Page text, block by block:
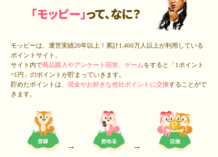
「モッピー」って、なに？
モッピーは、運営実績20年以上！累計1,400万人 以上が利用している
ポイントサイト。
サイト内で商品購入やアンケート回答、ゲームをすると「1ポイント
=1円」のポイントが貯まっていきます。
貯めたポイントは、現金やお好きな他社ポイントに交換することがで
きます。